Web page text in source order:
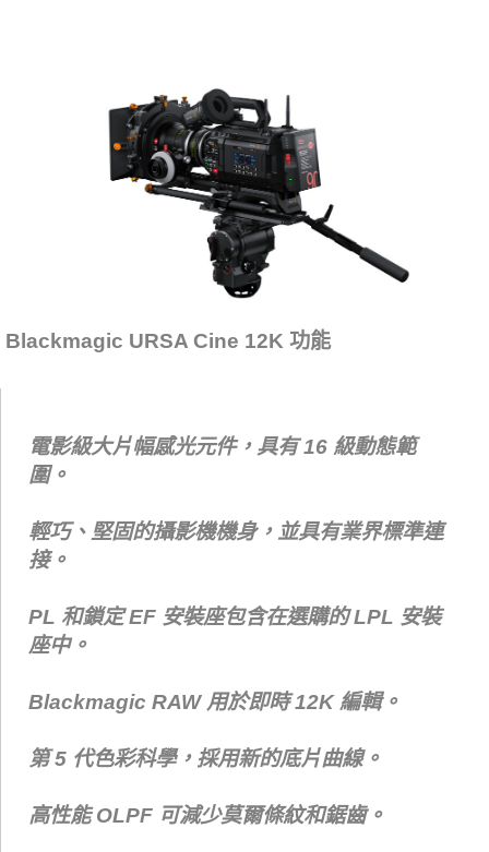
Blackmagic URSA Cine 12K 功能
電影級大片幅感光元件，具有 16 級動態範
圍。
輕巧、堅固的攝影機機身，並具有業界標準連
接。
PL 和鎖定 EF 安裝座包含在選購的 LPL 安裝
座中。
Blackmagic RAW 用於即時 12K 編輯。
第 5 代色彩科學，採用新的底片曲線。
高性能 OLPF 可減少莫爾條紋和鋸齒。